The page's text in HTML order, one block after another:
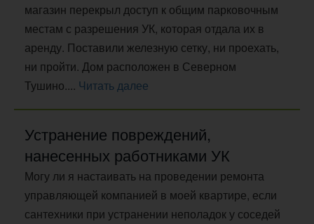
магазин перекрыл доступ к общим парковочным
местам с разрешения УК, которая отдала их в
аренду. Поставили железную сетку, ни проехать,
ни пройти. Дом расположен в Северном
Тушино.... Читать далее
Устранение повреждений,
нанесенных работниками УК
Могу ли я настаивать на проведении ремонта
управляющей компанией в моей квартире, если
сантехники при устранении неполадок у соседей